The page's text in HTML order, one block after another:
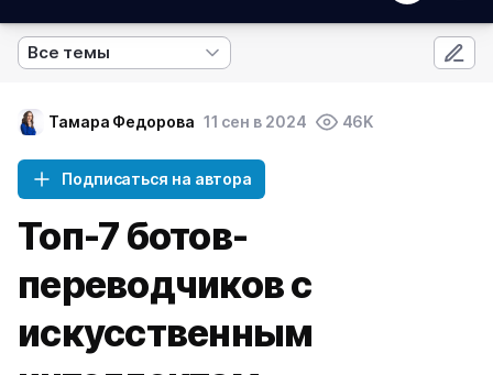
Все темы
Тамара Федорова 11 сен в 2024 46K
Подписаться на автора
Топ-7 ботов-
переводчиков с
искусственным